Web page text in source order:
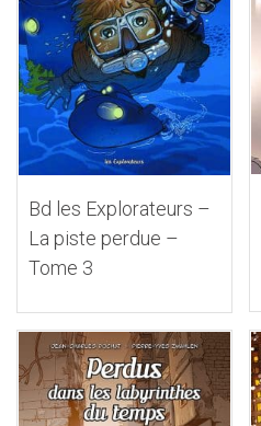
Bd les Explorateurs –
La piste perdue –
Tome 3